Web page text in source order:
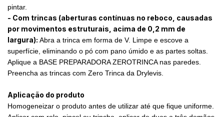
pintar.
- Com trincas (aberturas contínuas no reboco, causadas
por movimentos estruturais, acima de 0,2 mm de
largura): Abra a trinca em forma de V. Limpe e escove a
superfície, eliminando o pó com pano úmido e as partes soltas.
Aplique a BASE PREPARADORA ZEROTRINCA nas paredes.
Preencha as trincas com Zero Trinca da Drylevis.
Aplicação do produto
Homogeneizar o produto antes de utilizar até que fique uniforme.